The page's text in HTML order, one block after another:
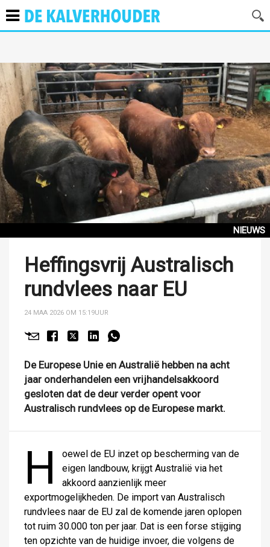
NIEUWS
Heffingsvrij Australisch
rundvlees naar EU
24 MAA 2026 OM 15:19UUR
De Europese Unie en Australië hebben na acht
jaar onderhandelen een vrijhandelsakkoord
gesloten dat de deur verder opent voor
Australisch rundvlees op de Europese markt.
H
oewel de EU inzet op bescherming van de
eigen landbouw, krijgt Australië via het
akkoord aanzienlijk meer
exportmogelijkheden. De import van Australisch
rundvlees naar de EU zal de komende jaren oplopen
tot ruim 30.000 ton per jaar. Dat is een forse stijging
ten opzichte van de huidige invoer, die volgens de